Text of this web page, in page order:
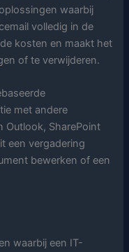
waarbij
volledig in de
kosten en maakt het
of te verwijderen.
met andere
Outlook, SharePoint
een vergadering
bewerken of een
waarbij een IT-